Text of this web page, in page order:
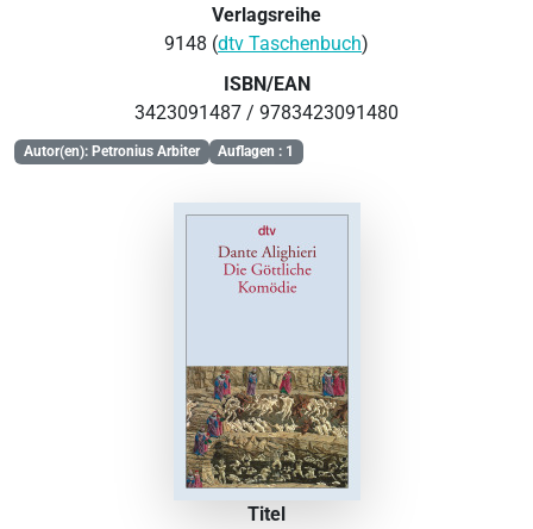
Verlagsreihe
9148 (dtv Taschenbuch)
ISBN/EAN
3423091487 / 9783423091480
Autor(en): Petronius Arbiter Auflagen : 1
Titel